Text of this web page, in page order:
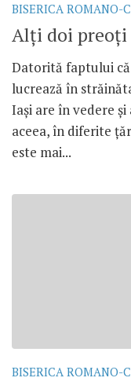
BISERICA ROMANO-
Alţi doi
Datorită faptului
lucrează în
Iaşi are în vedere
aceea, în diferite
este mai...
BISERICA ROMANO-